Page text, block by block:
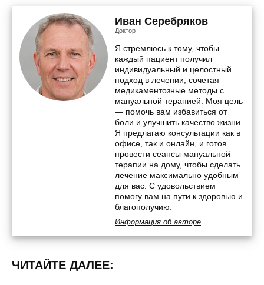
Иван Серебряков
Доктор
Я стремлюсь к тому, чтобы
каждый пациент получил
индивидуальный и целостный
подход в лечении, сочетая
медикаментозные методы с
мануальной терапией. Моя цель
— помочь вам избавиться от
боли и улучшить качество жизни.
Я предлагаю консультации как в
офисе, так и онлайн, и готов
провести сеансы мануальной
терапии на дому, чтобы сделать
лечение максимально удобным
для вас. С удовольствием
помогу вам на пути к здоровью и
благополучию.
Информация об авторе
ЧИТАЙТЕ ДАЛЕЕ: